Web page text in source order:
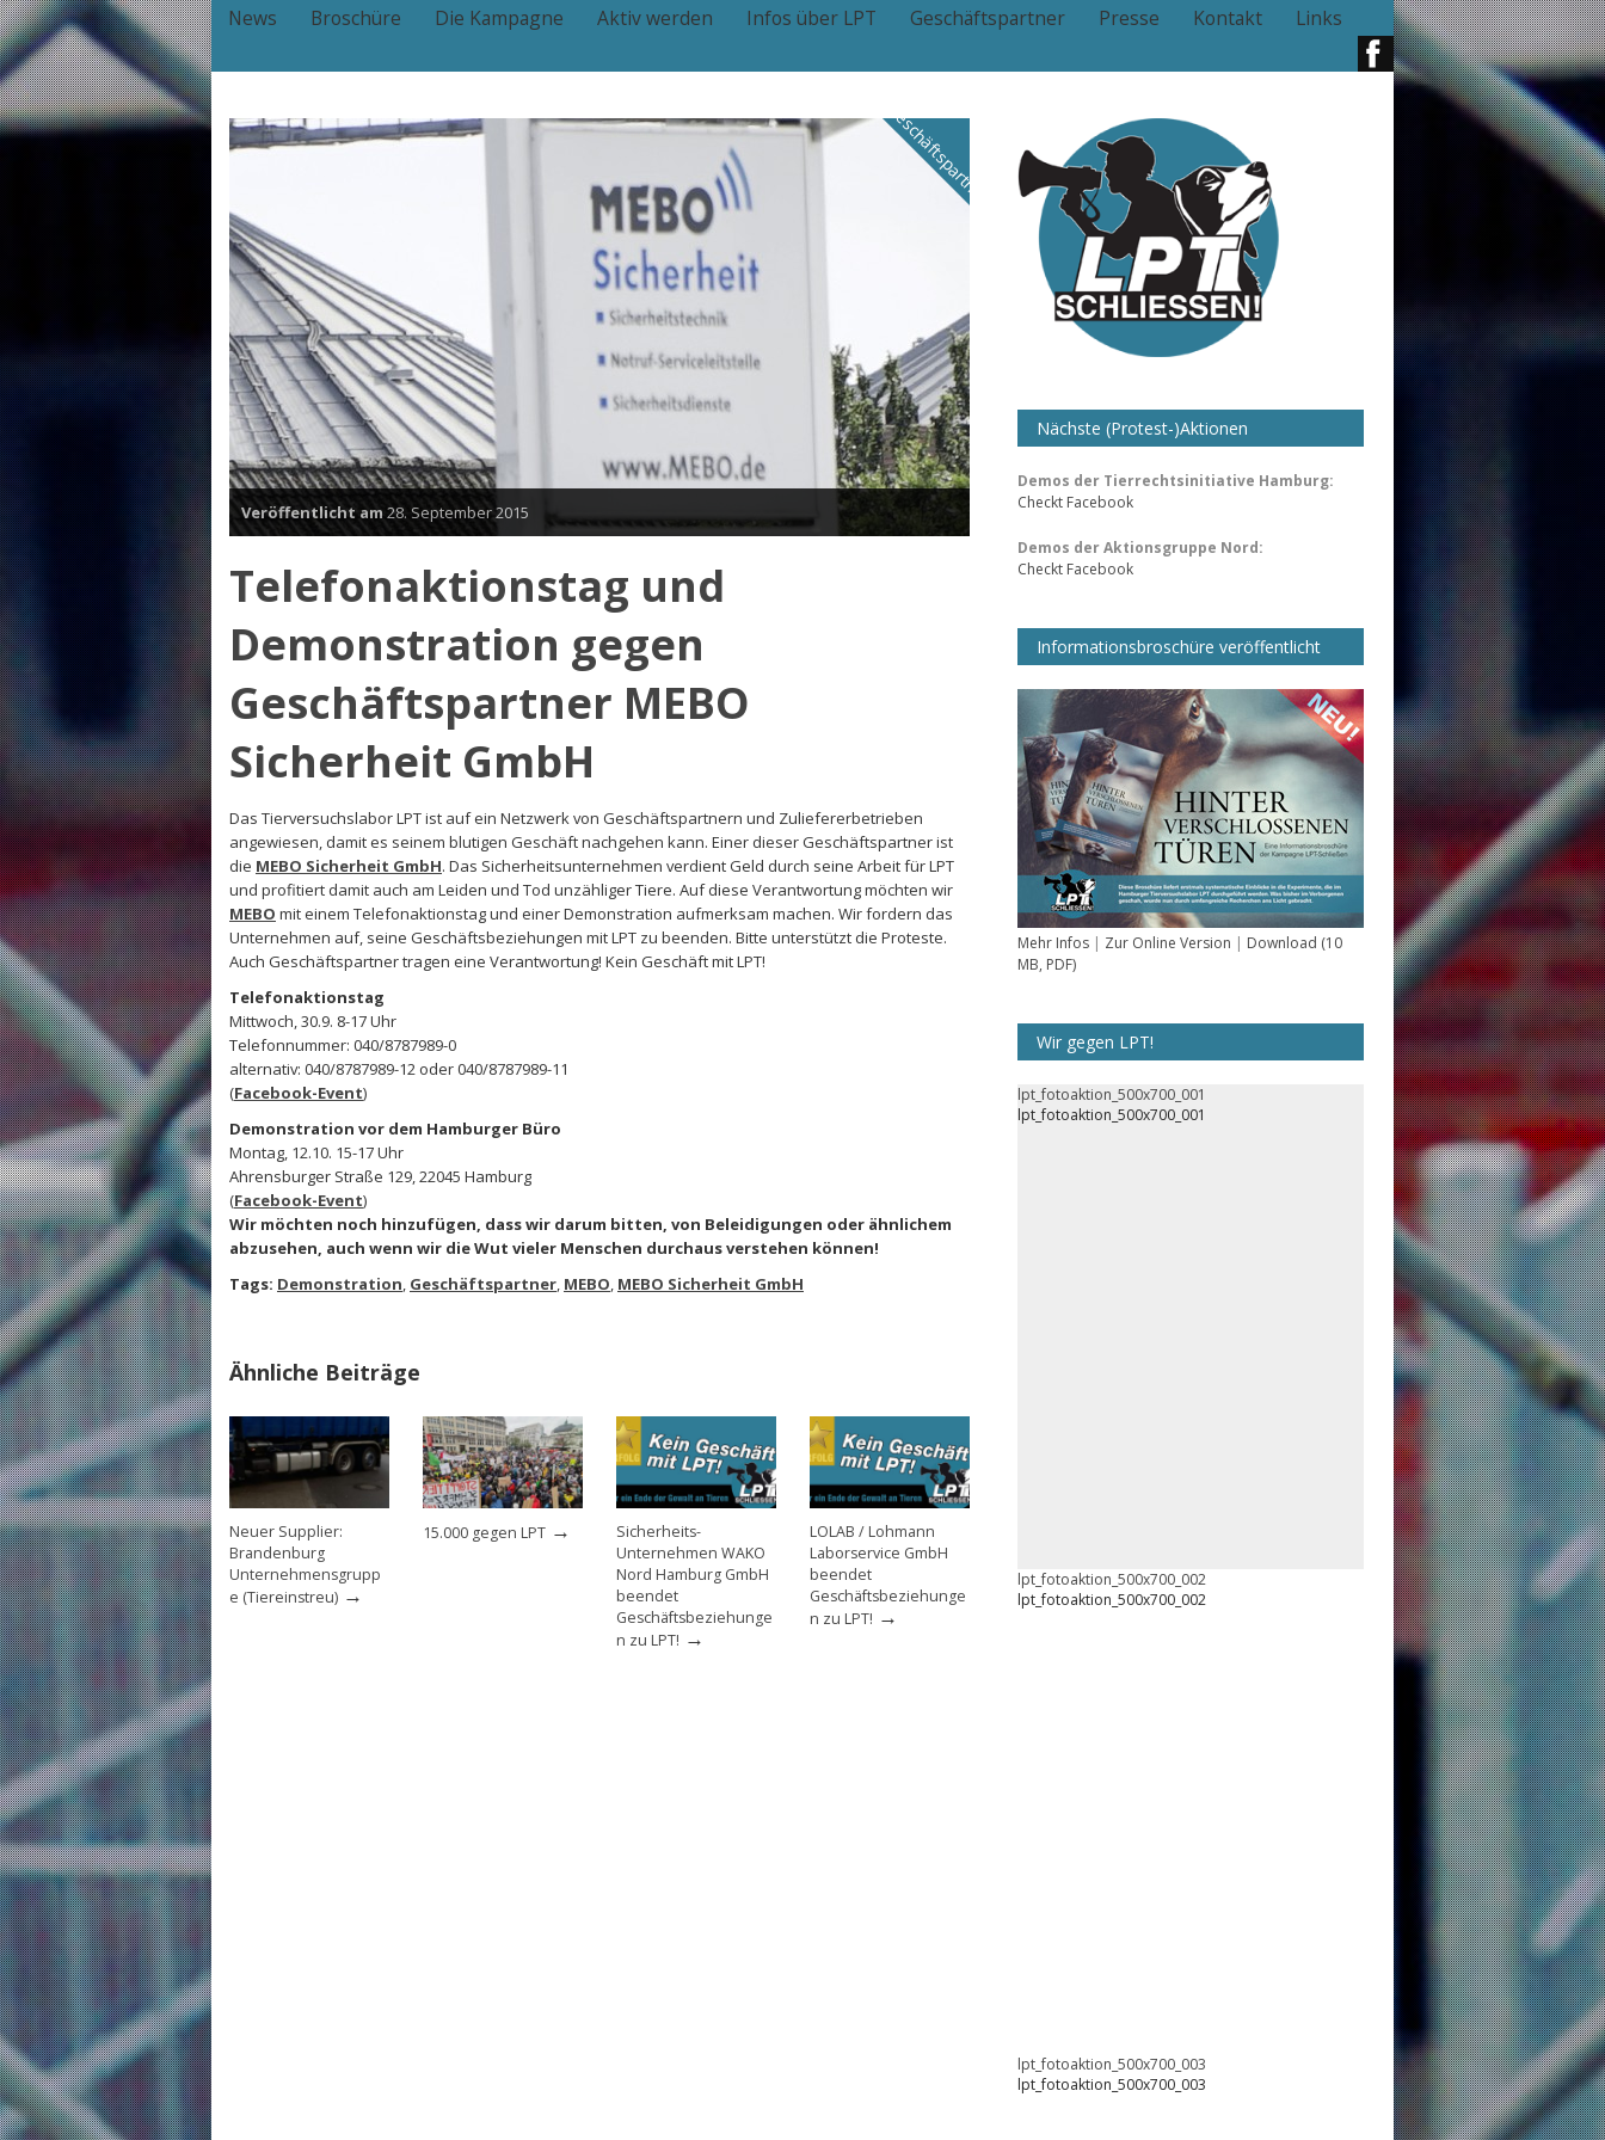
News Broschüre Die Kampagne Aktiv werden Infos über LPT Geschäftspartner Presse Kontakt Links
Geschäftspartner
Veröffentlicht am 28. September 2015
Telefonaktionstag und
Demonstration gegen
Geschäftspartner MEBO
Sicherheit GmbH
Das Tierversuchslabor LPT ist auf ein Netzwerk von Geschäftspartnern und Zuliefererbetrieben
angewiesen, damit es seinem blutigen Geschäft nachgehen kann. Einer dieser Geschäftspartner ist
die MEBO Sicherheit GmbH. Das Sicherheitsunternehmen verdient Geld durch seine Arbeit für LPT
und profitiert damit auch am Leiden und Tod unzähliger Tiere. Auf diese Verantwortung möchten wir
MEBO mit einem Telefonaktionstag und einer Demonstration aufmerksam machen. Wir fordern das
Unternehmen auf, seine Geschäftsbeziehungen mit LPT zu beenden. Bitte unterstützt die Proteste.
Auch Geschäftspartner tragen eine Verantwortung! Kein Geschäft mit LPT!
Telefonaktionstag
Mittwoch, 30.9. 8-17 Uhr
Telefonnummer: 040/8787989-0
alternativ: 040/8787989-12 oder 040/8787989-11
(Facebook-Event)
Demonstration vor dem Hamburger Büro
Montag, 12.10. 15-17 Uhr
Ahrensburger Straße 129, 22045 Hamburg
(Facebook-Event)
Wir möchten noch hinzufügen, dass wir darum bitten, von Beleidigungen oder ähnlichem
abzusehen, auch wenn wir die Wut vieler Menschen durchaus verstehen können!
Tags: Demonstration, Geschäftspartner, MEBO, MEBO Sicherheit GmbH
Ähnliche Beiträge
Neuer Supplier:
Brandenburg
Unternehmensgrupp
e (Tiereinstreu) →
15.000 gegen LPT →
Sicherheits-
Unternehmen WAKO
Nord Hamburg GmbH
beendet
Geschäftsbeziehunge
n zu LPT! →
LOLAB / Lohmann
Laborservice GmbH
beendet
Geschäftsbeziehunge
n zu LPT! →
Nächste (Protest-)Aktionen
Demos der Tierrechtsinitiative Hamburg:
Checkt Facebook
Demos der Aktionsgruppe Nord:
Checkt Facebook
Informationsbroschüre veröffentlicht
Mehr Infos | Zur Online Version | Download (10
MB, PDF)
Wir gegen LPT!
lpt_fotoaktion_500x700_001
lpt_fotoaktion_500x700_001
lpt_fotoaktion_500x700_002
lpt_fotoaktion_500x700_002
lpt_fotoaktion_500x700_003
lpt_fotoaktion_500x700_003